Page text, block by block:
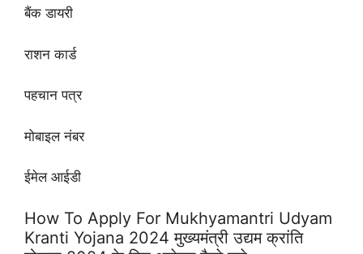
बैंक डायरी
राशन कार्ड
पहचान पत्र
मोबाइल नंबर
ईमेल आईडी
How To Apply For Mukhyamantri Udyam
Kranti Yojana 2024 मुख्यमंत्री उद्यम क्रांति